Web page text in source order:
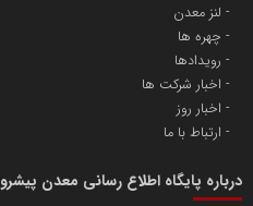
لنز معدن
چهره ها
رویدادها
اخبار شرکت ها
اخبار روز
ارتباط با ما
درباره پایگاه اطلاع رسانی معدن پیشرو